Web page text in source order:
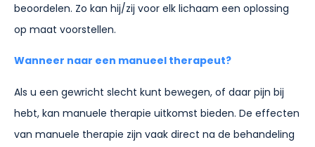
beoordelen. Zo kan hij/zij voor elk lichaam een oplossing
op maat voorstellen.
Wanneer naar een manueel therapeut?
Als u een gewricht slecht kunt bewegen, of daar pijn bij
hebt, kan manuele therapie uitkomst bieden. De effecten
van manuele therapie zijn vaak direct na de behandeling